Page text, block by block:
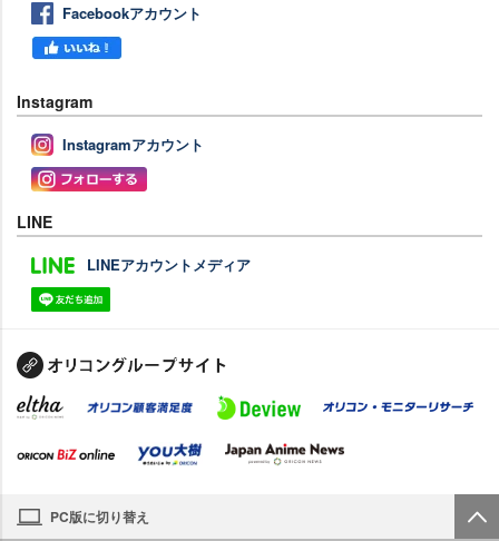
Facebookアカウント
Instagram
Instagramアカウント
LINE
LINEアカウントメディア
PC版に切り替え